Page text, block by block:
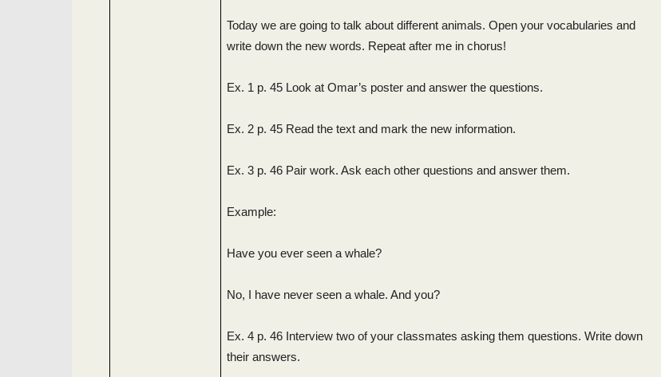
Today we are going to talk about different animals. Open your vocabularies and
write down the new words. Repeat after me in chorus!
Ex. 1 p. 45 Look at Omar’s poster and answer the questions.
Ex. 2 p. 45 Read the text and mark the new information.
Ex. 3 p. 46 Pair work. Ask each other questions and answer them.
Example:
Have you ever seen a whale?
No, I have never seen a whale. And you?
Ex. 4 p. 46 Interview two of your classmates asking them questions. Write down
their answers.